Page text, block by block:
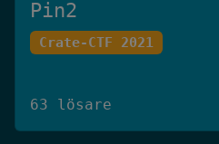
Pin2
Crate-CTF 2021
63 lösare